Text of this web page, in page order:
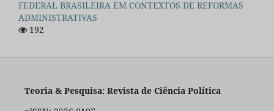
FEDERAL BRASILEIRA EM CONTEXTOS DE REFORMAS
ADMINISTRATIVAS
192
Teoria & Pesquisa: Revista de Ciência Política